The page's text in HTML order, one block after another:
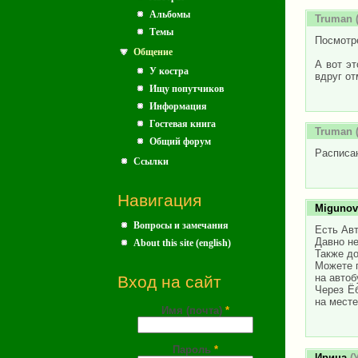
Альбомы
Темы
Общение
У костра
Ищу попутчиков
Информация
Гостевая книга
Общий форум
Ссылки
Навигация
Вопросы и замечания
About this site (english)
Вход на сайт
Имя (почта) *
Пароль *
Truman
А вот
вдруг
Truman
Есть
Давно
Также
Можете
на
Через
на